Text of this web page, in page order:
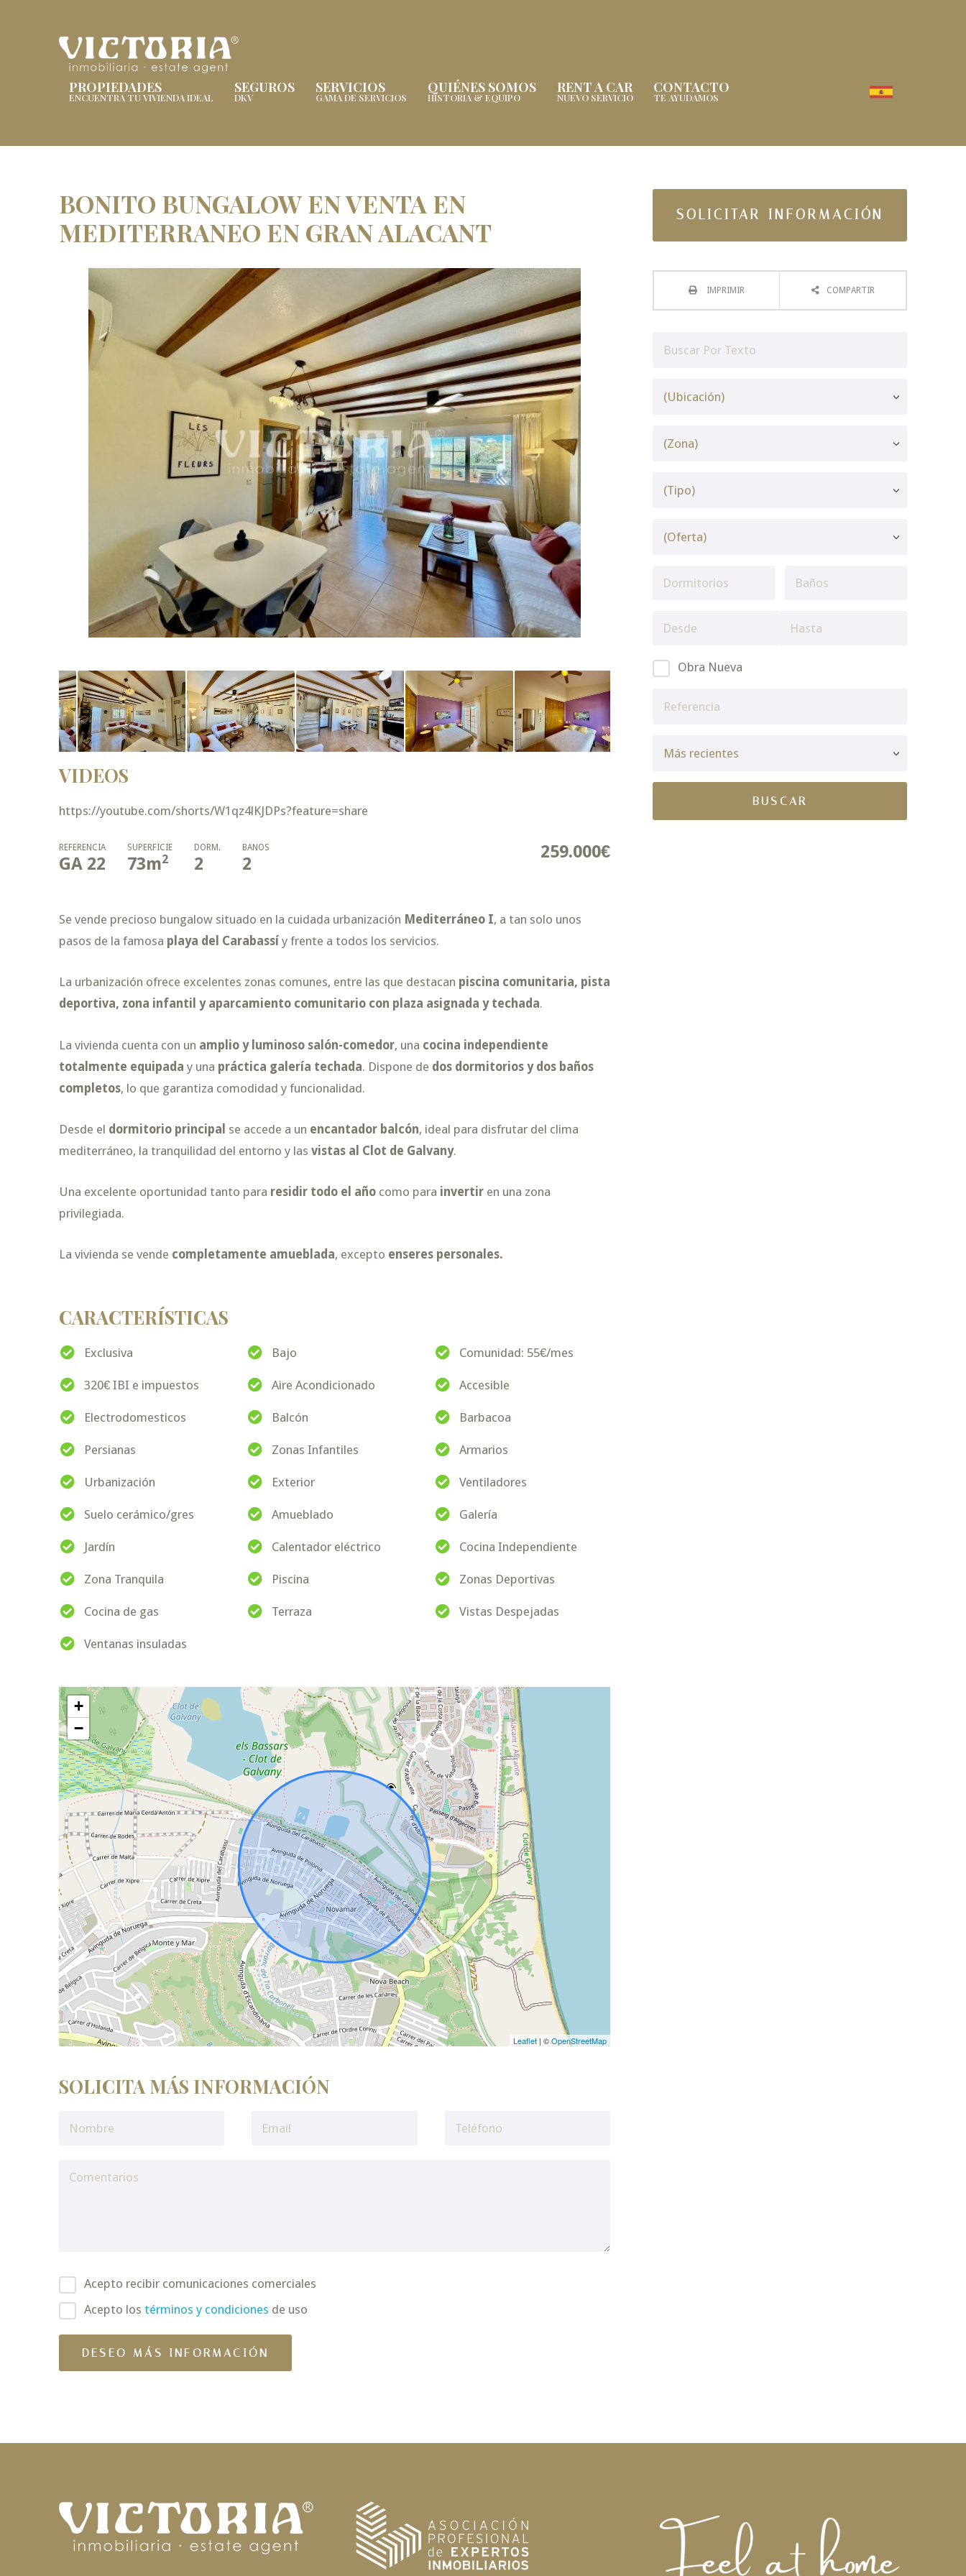
PROPIEDADES
ENCUENTRA TU VIVIENDA IDEAL
SEGUROS
DKV
SERVICIOS
GAMA DE SERVICIOS
QUIÉNES SOMOS
HISTORIA & EQUIPO
RENT A CAR
NUEVO SERVICIO
CONTACTO
TE AYUDAMOS
BONITO BUNGALOW EN VENTA EN
MEDITERRANEO EN GRAN ALACANT
VIDEOS
https://youtube.com/shorts/W1qz4lKJDPs?feature=share
259.000€
REFERENCIA
GA 22
SUPERFICIE
73m2
DORM.
2
BAÑOS
2
Se vende precioso bungalow situado en la cuidada urbanización Mediterráneo I, a tan solo unos
pasos de la famosa playa del Carabassí y frente a todos los servicios.
La urbanización ofrece excelentes zonas comunes, entre las que destacan piscina comunitaria, pista
deportiva, zona infantil y aparcamiento comunitario con plaza asignada y techada.
La vivienda cuenta con un amplio y luminoso salón-comedor, una cocina independiente
totalmente equipada y una práctica galería techada. Dispone de dos dormitorios y dos baños
completos, lo que garantiza comodidad y funcionalidad.
Desde el dormitorio principal se accede a un encantador balcón, ideal para disfrutar del clima
mediterráneo, la tranquilidad del entorno y las vistas al Clot de Galvany.
Una excelente oportunidad tanto para residir todo el año como para invertir en una zona
privilegiada.
La vivienda se vende completamente amueblada, excepto enseres personales.
CARACTERÍSTICAS
Exclusiva Bajo Comunidad: 55€/mes
320€ IBI e impuestos Aire Acondicionado Accesible
Electrodomesticos Balcón Barbacoa
Persianas Zonas Infantiles Armarios
Urbanización Exterior Ventiladores
Suelo cerámico/gres Amueblado Galería
Jardín Calentador eléctrico Cocina Independiente
Zona Tranquila Piscina Zonas Deportivas
Cocina de gas Terraza Vistas Despejadas
Ventanas insuladas
+
−
Leaflet | ©OpenStreetMap
SOLICITA MÁS INFORMACIÓN
Acepto recibir comunicaciones comerciales
Acepto los términos y condiciones de uso
SOLICITAR INFORMACIÓN
IMPRIMIR COMPARTIR
Obra Nueva